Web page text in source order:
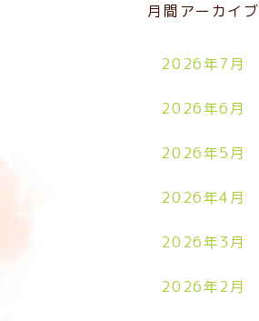
月間アーカイブ
2026年7月
2026年6月
2026年5月
2026年4月
2026年3月
2026年2月